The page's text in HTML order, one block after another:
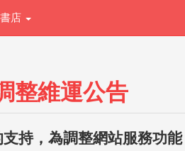
店
整維運公告
持，為調整網站服務功能